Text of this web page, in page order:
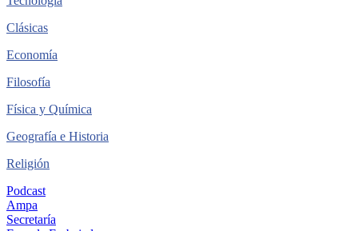
Clásicas
Economía
Filosofía
Física y Química
Geografía e Historia
Religión
Podcast
Ampa
Secretaría